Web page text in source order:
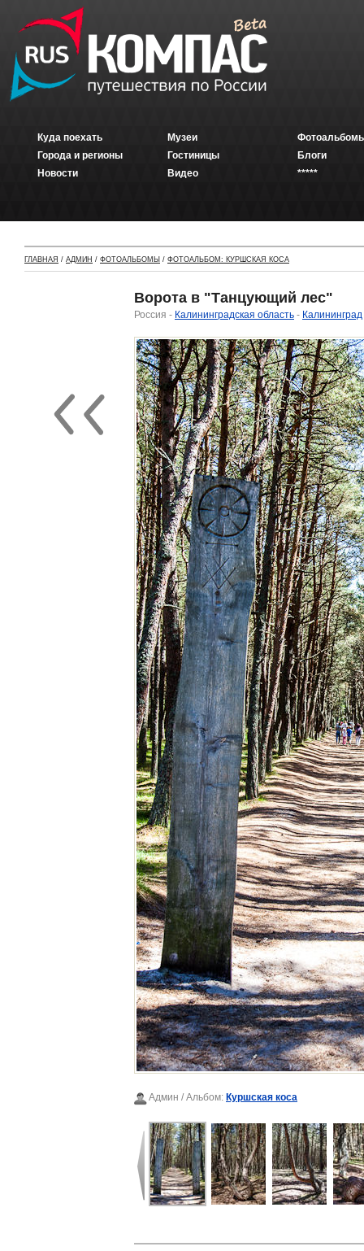
Куда поехать
Города и регионы
Новости
Музеи
Гостиницы
Видео
Блоги
*****
ГЛАВНАЯ / АДМИН / ФОТОАЛЬБОМЫ / ФОТОАЛЬБОМ: КУРШСКАЯ КОСА
Ворота в "Танцующий лес"
Россия - Калининградская область - Калининград
Админ / Альбом: Куршская коса